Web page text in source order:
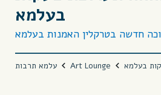
בעלמא
חדשה בטרקלין האמנות בעלמא
עלמא תרבות Art Lounge בעלמא